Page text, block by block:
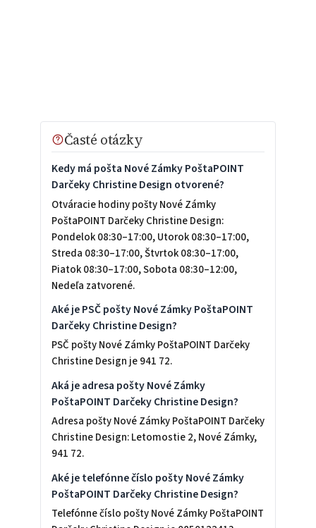
Časté otázky
Kedy má pošta Nové Zámky PoštaPOINT
Darčeky Christine Design otvorené?
Otváracie hodiny pošty Nové Zámky
PoštaPOINT Darčeky Christine Design:
Pondelok 08:30–17:00, Utorok 08:30–17:00,
Streda 08:30–17:00, Štvrtok 08:30–17:00,
Piatok 08:30–17:00, Sobota 08:30–12:00,
Nedeľa zatvorené.
Aké je PSČ pošty Nové Zámky PoštaPOINT
Darčeky Christine Design?
PSČ pošty Nové Zámky PoštaPOINT Darčeky
Christine Design je 941 72.
Aká je adresa pošty Nové Zámky
PoštaPOINT Darčeky Christine Design?
Adresa pošty Nové Zámky PoštaPOINT Darčeky
Christine Design: Letomostie 2, Nové Zámky,
941 72.
Aké je telefónne číslo pošty Nové Zámky
PoštaPOINT Darčeky Christine Design?
Telefónne číslo pošty Nové Zámky PoštaPOINT